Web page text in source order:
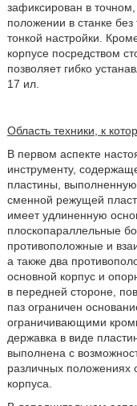
зафиксирован в
положении в станке
тонкой настройки.
корпусе посредством
позволяет гибко
17 ил.
Область техники, к
В первом аспекте
инструменту,
пластины,
сменной режущей
имеет удлиненную
плоскопараллельные
противоположные и
а также два
основной корпус и
в передней стороне,
паз ограничен
ограничивающими
державка в виде
выполнена с
различных положениях
корпуса.